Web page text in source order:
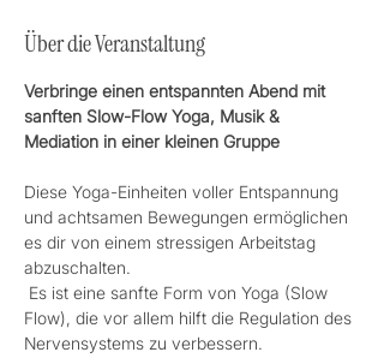
Über die Veranstaltung
Verbringe einen entspannten Abend mit
sanften Slow-Flow Yoga, Musik &
Mediation in einer kleinen Gruppe
Diese Yoga-Einheiten voller Entspannung
und achtsamen Bewegungen ermöglichen
es dir von einem stressigen Arbeitstag
abzuschalten.
Es ist eine sanfte Form von Yoga (Slow
Flow), die vor allem hilft die Regulation des
Nervensystems zu verbessern.